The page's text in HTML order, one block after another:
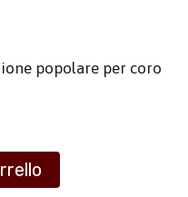
popolare per coro